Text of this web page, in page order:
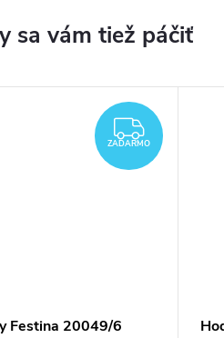
ZADARMO
Festina 20049/6